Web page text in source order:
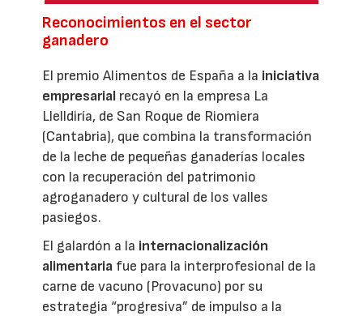
Reconocimientos en el sector
ganadero
El premio Alimentos de España a la iniciativa
empresarial recayó en la empresa La
Llelldiría, de San Roque de Riomiera
(Cantabria), que combina la transformación
de la leche de pequeñas ganaderías locales
con la recuperación del patrimonio
agroganadero y cultural de los valles
pasiegos.
El galardón a la internacionalización
alimentaria fue para la interprofesional de la
carne de vacuno (Provacuno) por su
estrategia “progresiva” de impulso a la